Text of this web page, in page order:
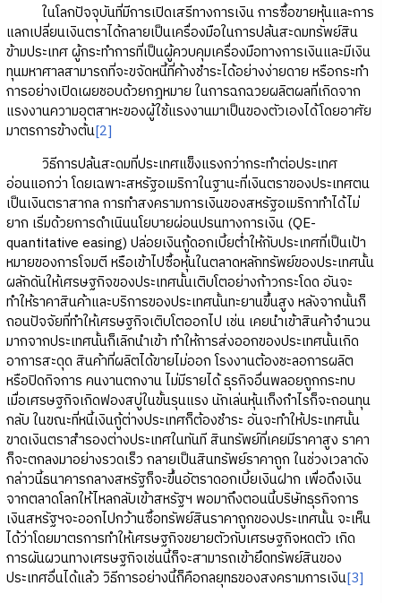
ในโลกปัจจุบันที่มีการเปิดเสรีทางการเงิน การซื้อขายหุ้นและการ
แลกเปลี่ยนเงินตราได้กลายเป็นเครื่องมือในการปล้นสะดมทรัพย์สิน
ข้ามประเทศ ผู้กระทำการที่เป็นผู้ควบคุมเครื่องมือทางการเงินและมีเงิน
ทุนมหาศาลสามารถที่จะขจัดหนี้ที่ค้างชำระได้อย่างง่ายดาย หรือกระทำ
การอย่างเปิดเผยชอบด้วยกฎหมาย ในการฉกฉวยผลิตผลที่เกิดจาก
แรงงานความอุตสาหะของผู้ใช้แรงงานมาเป็นของตัวเองได้โดยอาศัย
มาตรการข้างต้น[2]
วิธีการปล้นสะดมที่ประเทศแข็งแรงกว่ากระทำต่อประเทศ
อ่อนแอกว่า โดยเฉพาะสหรัฐอเมริกาในฐานะที่เงินตราของประเทศตน
เป็นเงินตราสากล การทำสงครามการเงินของสหรัฐอเมริกาทำได้ไม่
ยาก เริ่มด้วยการดำเนินนโยบายผ่อนปรนทางการเงิน (QE-
quantitative easing) ปล่อยเงินกู้ดอกเบี้ยต่ำให้กับประเทศที่เป็นเป้า
หมายของการโจมตี หรือเข้าไปซื้อหุ้นในตลาดหลักทรัพย์ของประเทศนั้น
ผลักดันให้เศรษฐกิจของประเทศนั้นเติบโตอย่างก้าวกระโดด อันจะ
ทำให้ราคาสินค้าและบริการของประเทศนั้นทะยานขึ้นสูง หลังจากนั้นก็
ถอนปัจจัยที่ทำให้เศรษฐกิจเติบโตออกไป เช่น เคยนำเข้าสินค้าจำนวน
มากจากประเทศนั้นก็เลิกนำเข้า ทำให้การส่งออกของประเทศนั้นเกิด
อาการสะดุด สินค้าที่ผลิตได้ขายไม่ออก โรงงานต้องชะลอการผลิต
หรือปิดกิจการ คนงานตกงาน ไม่มีรายได้ ธุรกิจอื่นพลอยถูกกระทบ
เมื่อเศรษฐกิจเกิดฟองสบู่ในขั้นรุนแรง นักเล่นหุ้นเก็งกำไรก็จะถอนทุน
กลับ ในขณะที่หนี้เงินกู้ต่างประเทศก็ต้องชำระ อันจะทำให้ประเทศนั้น
ขาดเงินตราสำรองต่างประเทศในทันที สินทรัพย์ที่เคยมีราคาสูง ราคา
ก็จะตกลงมาอย่างรวดเร็ว กลายเป็นสินทรัพย์ราคาถูก ในช่วงเวลาดัง
กล่าวนี้ธนาคารกลางสหรัฐก็จะขึ้นอัตราดอกเบี้ยเงินฝาก เพื่อดึงเงิน
จากตลาดโลกให้ไหลกลับเข้าสหรัฐฯ พอมาถึงตอนนี้บริษัทธุรกิจการ
เงินสหรัฐฯจะออกไปกว้านซื้อทรัพย์สินราคาถูกของประเทศนั้น จะเห็น
ได้ว่าโดยมาตรการทำให้เศรษฐกิจขยายตัวกับเศรษฐกิจหดตัว เกิด
การผันผวนทางเศรษฐกิจเช่นนี้ก็จะสามารถเข้ายึดทรัพย์สินของ
ประเทศอื่นได้แล้ว วิธีการอย่างนี้ก็คือกลยุทธของสงครามการเงิน[3]